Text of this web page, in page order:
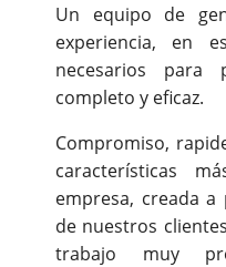
Un equipo de
experiencia, en
necesarios
completo y eficaz.
Compromiso,
características
empresa, creada
de nuestros
trabajo muy